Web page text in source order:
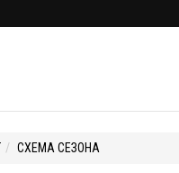
СХЕМА СЕЗОНА